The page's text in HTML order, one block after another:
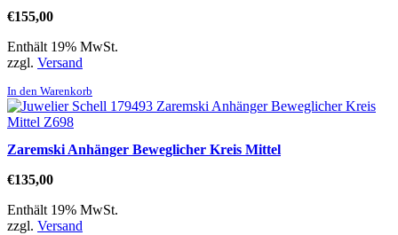
€155,00
Enthält 19% MwSt.
zzgl. Versand
In den Warenkorb
Zaremski Anhänger Beweglicher Kreis Mittel
€135,00
Enthält 19% MwSt.
zzgl. Versand